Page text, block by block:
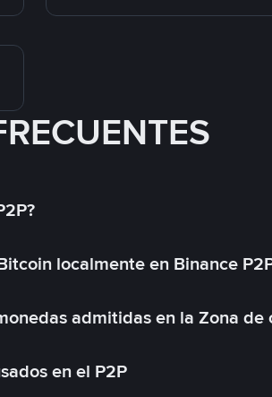
localmente en Binance
admitidas en la Zona de
en el P2P